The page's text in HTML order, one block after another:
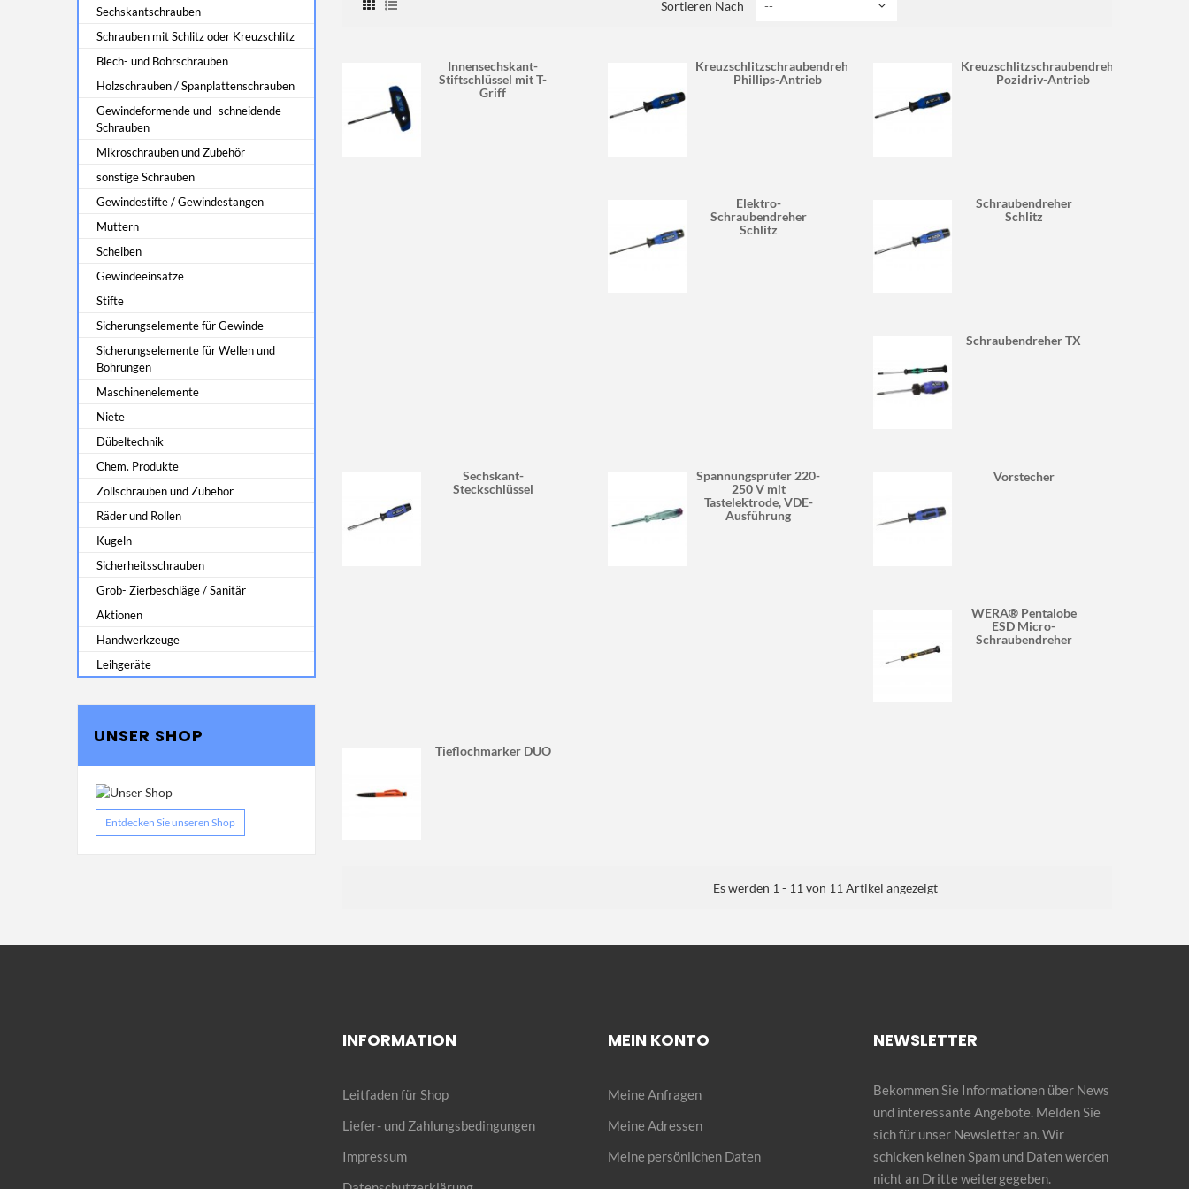
Sechskantschrauben
Schrauben mit Schlitz oder Kreuzschlitz
Blech- und Bohrschrauben
Holzschrauben / Spanplattenschrauben
Gewindeformende und -schneidende
Schrauben
Mikroschrauben und Zubehör
sonstige Schrauben
Gewindestifte / Gewindestangen
Muttern
Scheiben
Gewindeeinsätze
Stifte
Sicherungselemente für Gewinde
Sicherungselemente für Wellen und
Bohrungen
Maschinenelemente
Niete
Dübeltechnik
Chem. Produkte
Zollschrauben und Zubehör
Räder und Rollen
Kugeln
Sicherheitsschrauben
Grob- Zierbeschläge / Sanitär
Aktionen
Handwerkzeuge
Leihgeräte
UNSER SHOP
Entdecken Sie unseren Shop
Sortieren Nach
Innensechskant-
Stiftschlüssel mit T-
Griff
Kreuzschlitzschraubendreher
Phillips-Antrieb
Kreuzschlitzschraubendreher
Pozidriv-Antrieb
Elektro-
Schraubendreher
Schlitz
Schraubendreher
Schlitz
Schraubendreher TX
Sechskant-
Steckschlüssel
Spannungsprüfer 220-
250 V mit
Tastelektrode, VDE-
Ausführung
Vorstecher
WERA® Pentalobe
ESD Micro-
Schraubendreher
Tieflochmarker DUO
Es werden 1 - 11 von 11 Artikel angezeigt
INFORMATION
Leitfaden für Shop
Liefer- und Zahlungsbedingungen
Impressum
MEIN KONTO
Meine Anfragen
Meine Adressen
Meine persönlichen Daten
NEWSLETTER
Bekommen Sie Informationen über News
und interessante Angebote. Melden Sie
sich für unser Newsletter an. Wir
schicken keinen Spam und Daten werden
nicht an Dritte weitergegeben.